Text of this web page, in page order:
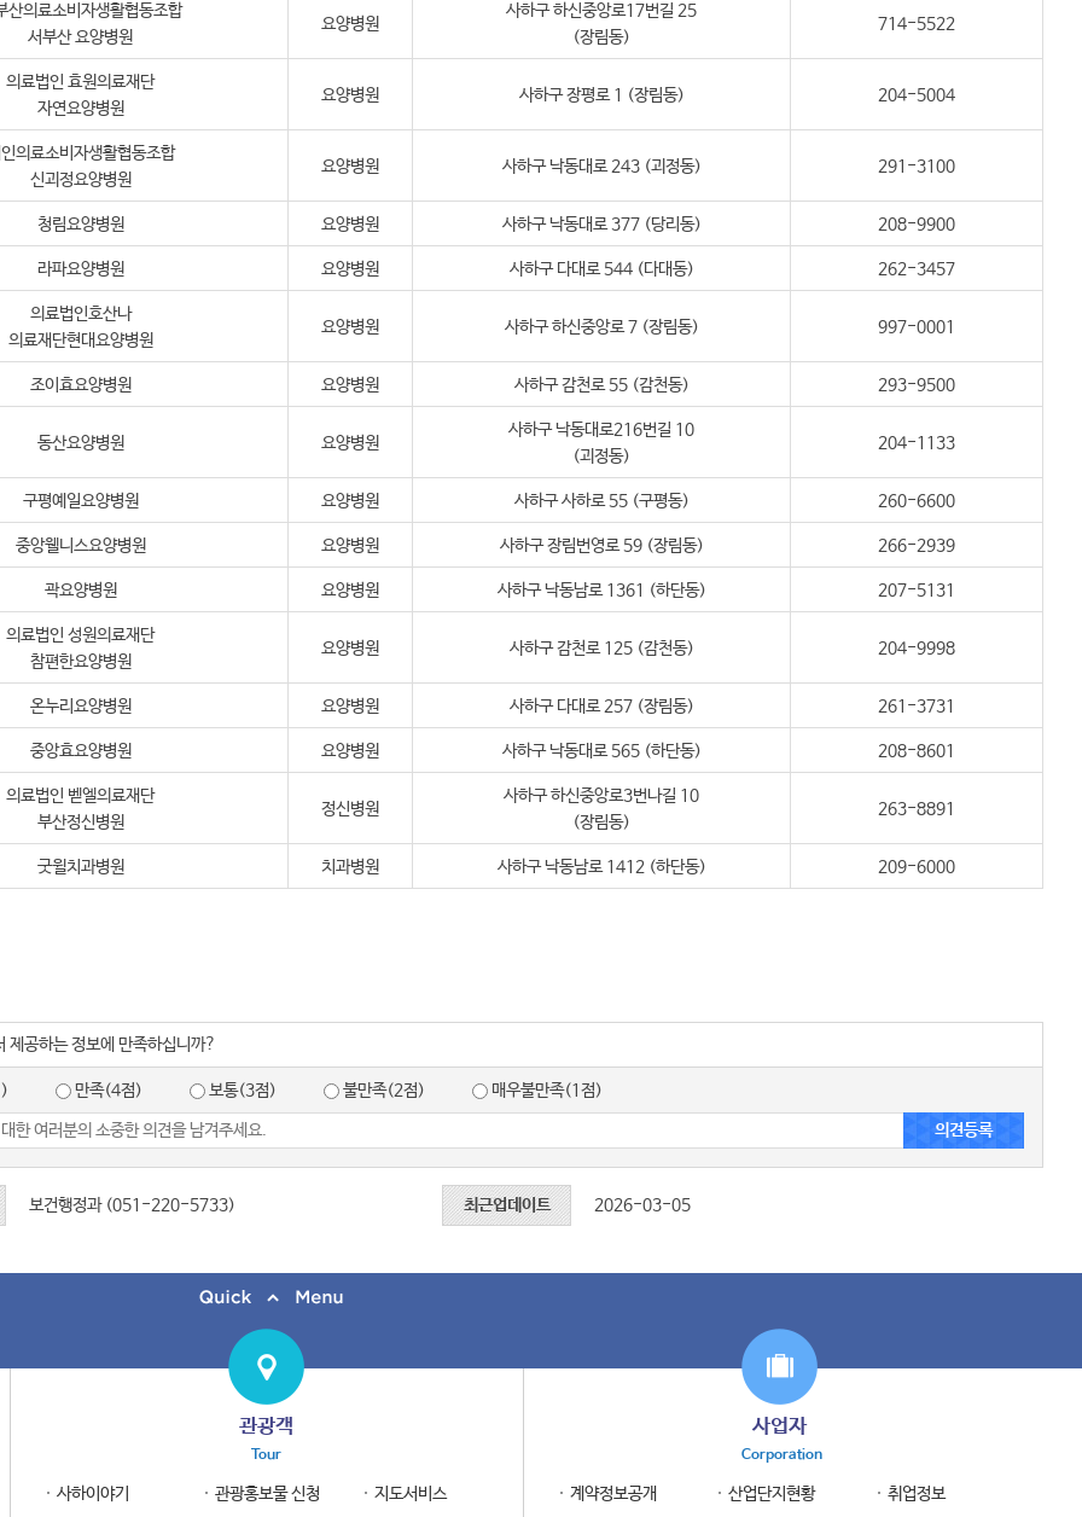
산의료소비자생활협동조합
서부산 요양병원
요양병원
사하구 하신중앙로17번길 25
(장림동)
714-5522
의료법인 효원의료재단
자연요양병원
요양병원 사하구 장평로 1 (장림동) 204-5004
의료소비자생활협동조합
신괴정요양병원
요양병원 사하구 낙동대로 243 (괴정동) 291-3100
청림요양병원 요양병원 사하구 낙동대로 377 (당리동) 208-9900
라파요양병원 요양병원 사하구 다대로 544 (다대동) 262-3457
의료법인호산나
의료재단현대요양병원
요양병원 사하구 하신중앙로 7 (장림동) 997-0001
조이효요양병원 요양병원 사하구 감천로 55 (감천동) 293-9500
동산요양병원 요양병원
사하구 낙동대로216번길 10
(괴정동)
204-1133
구평예일요양병원 요양병원 사하구 사하로 55 (구평동) 260-6600
중앙웰니스요양병원 요양병원 사하구 장림번영로 59 (장림동) 266-2939
곽요양병원 요양병원 사하구 낙동남로 1361 (하단동) 207-5131
의료법인 성원의료재단
참편한요양병원
요양병원 사하구 감천로 125 (감천동) 204-9998
온누리요양병원 요양병원 사하구 다대로 257 (장림동) 261-3731
중앙효요양병원 요양병원 사하구 낙동대로 565 (하단동) 208-8601
의료법인 벧엘의료재단
부산정신병원
정신병원
사하구 하신중앙로3번나길 10
(장림동)
263-8891
굿윌치과병원 치과병원 사하구 낙동남로 1412 (하단동) 209-6000
제공하는 정보에 만족하십니까?
만족(4점) 보통(3점) 불만족(2점) 매우불만족(1점)
보건행정과 (051-220-5733) 최근업데이트 2026-03-05
관광객
Tour
사하이야기 관광홍보물 신청 지도서비스
사업자
Corporation
계약정보공개 산업단지현황 취업정보